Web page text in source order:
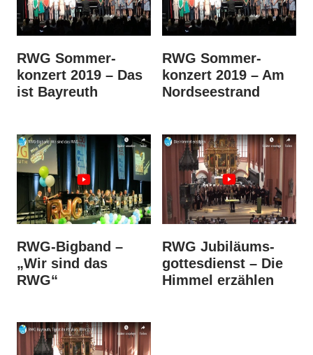
RWG Sommer­
konzert 2019 – Das
ist Bayreuth
RWG Sommer­
konzert 2019 – Am
Nordsee­strand
RWG-Bigband –
„Wir sind das
RWG“
RWG Jubiläums­
gottes­dienst – Die
Himmel erzählen